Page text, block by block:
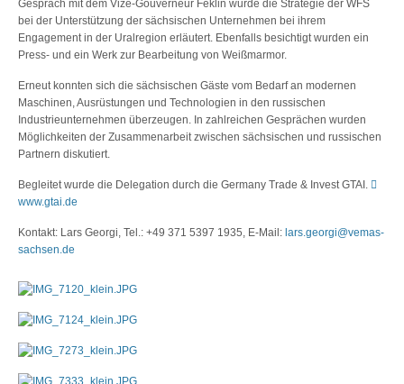
Gespräch mit dem Vize-Gouverneur Feklin wurde die Strategie der WFS
bei der Unterstützung der sächsischen Unternehmen bei ihrem
Engagement in der Uralregion erläutert. Ebenfalls besichtigt wurden ein
Press- und ein Werk zur Bearbeitung von Weißmarmor.
Erneut konnten sich die sächsischen Gäste vom Bedarf an modernen
Maschinen, Ausrüstungen und Technologien in den russischen
Industrieunternehmen überzeugen. In zahlreichen Gesprächen wurden
Möglichkeiten der Zusammenarbeit zwischen sächsischen und russischen
Partnern diskutiert.
Begleitet wurde die Delegation durch die Germany Trade & Invest GTAI.
www.gtai.de
Kontakt: Lars Georgi, Tel.: +49 371 5397 1935, E-Mail: lars.georgi@vemas-
sachsen.de